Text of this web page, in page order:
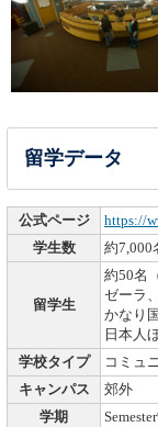
留学データ
公式ページ
https://
学生数
約7,000
留学生
約50名
ゼーラ
かなり
日本人
学校タイプ
コミュ
キャンパス
郊外
学期